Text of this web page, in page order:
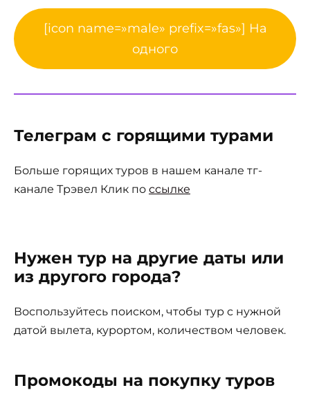
[icon name=»male» prefix=»fas»] На
одного
Телеграм с горящими турами
Больше горящих туров в нашем канале тг-
канале Трэвел Клик по ссылке
Нужен тур на другие даты или
из другого города?
Воспользуйтесь поиском, чтобы тур с нужной
датой вылета, курортом, количеством человек.
Промокоды на покупку туров